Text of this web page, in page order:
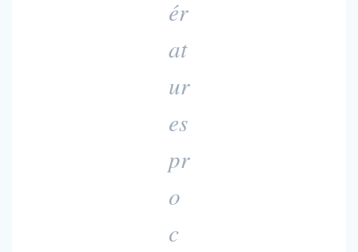
ér
at
ur
es
pr
o
c